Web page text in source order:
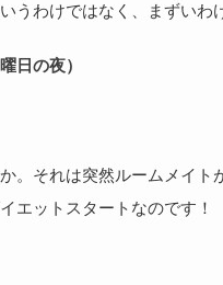
うわけではなく、まずいわ
日の夜）
。それは突然ルームメイ
エットスタートなのです！